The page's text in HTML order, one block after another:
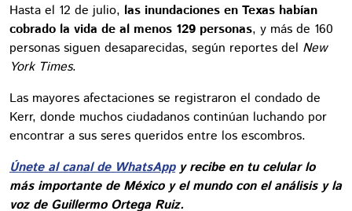
Hasta el 12 de julio, las inundaciones en Texas habían
cobrado la vida de al menos 129 personas, y más de 160
personas siguen desaparecidas, según reportes del New
York Times.
Las mayores afectaciones se registraron el condado de
Kerr, donde muchos ciudadanos continúan luchando por
encontrar a sus seres queridos entre los escombros.
Únete al canal de WhatsAppy recibe en tu celular lo
más importante de México y el mundo con el análisis y la
voz de Guillermo Ortega Ruiz.